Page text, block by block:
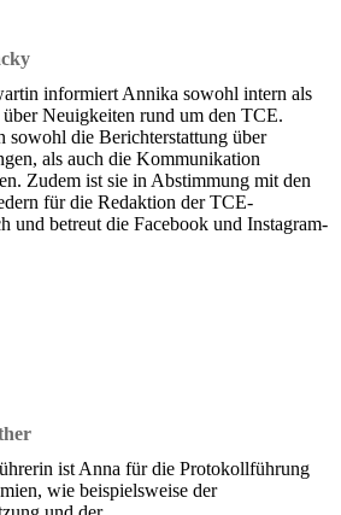
informiert Annika sowohl intern als
über Neuigkeiten rund um den TCE.
sowohl die Berichterstattung über
als auch die Kommunikation
Zudem ist sie in Abstimmung mit den
für die Redaktion der TCE-
und betreut die Facebook und Instagram-
ist Anna für die Protokollführung
wie beispielsweise der